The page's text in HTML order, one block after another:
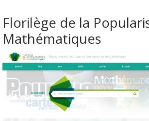
Florilège de la
Mathématiques